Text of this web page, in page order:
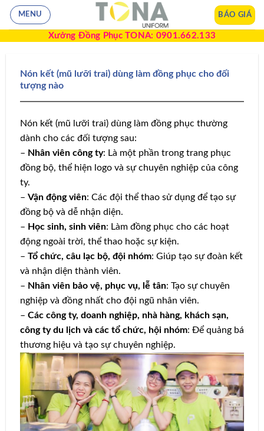
MENU BÁO GIÁ
Xưởng Đồng Phục TONA: 0901.662.133
Nón kết (mũ lưỡi trai) dùng làm đồng phục cho đối
tượng nào
Nón kết (mũ lưỡi trai) dùng làm đồng phục thường
dành cho các đối tượng sau:
– Nhân viên công ty: Là một phần trong trang phục
đồng bộ, thể hiện logo và sự chuyên nghiệp của công
ty.
– Vận động viên: Các đội thể thao sử dụng để tạo sự
đồng bộ và dễ nhận diện.
– Học sinh, sinh viên: Làm đồng phục cho các hoạt
động ngoài trời, thể thao hoặc sự kiện.
– Tổ chức, câu lạc bộ, đội nhóm: Giúp tạo sự đoàn kết
và nhận diện thành viên.
– Nhân viên bảo vệ, phục vụ, lễ tân: Tạo sự chuyên
nghiệp và đồng nhất cho đội ngũ nhân viên.
– Các công ty, doanh nghiệp, nhà hàng, khách sạn,
công ty du lịch và các tổ chức, hội nhóm: Để quảng bá
thương hiệu và tạo sự chuyên nghiệp.